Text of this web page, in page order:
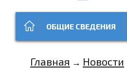
ОБЩИЕ СВЕДЕНИЯ
Главная → Новости